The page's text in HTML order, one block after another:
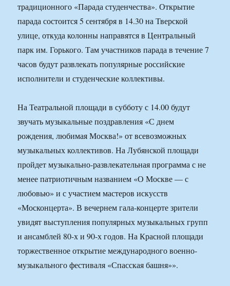
традиционного «Парада студенчества». Открытие
парада состоится 5 сентября в 14.30 на Тверской
улице, откуда колонны направятся в Центральный
парк им. Горького. Там участников парада в течение 7
часов будут развлекать популярные российские
исполнители и студенческие коллективы.
На Театральной площади в субботу с 14.00 будут
звучать музыкальные поздравления «С днем
рождения, любимая Москва!» от всевозможных
музыкальных коллективов. На Лубянской площади
пройдет музыкально-развлекательная программа с не
менее патриотичным названием «О Москве — с
любовью» и с участием мастеров искусств
«Москонцерта». В вечернем гала-концерте зрители
увидят выступления популярных музыкальных групп
и ансамблей 80-х и 90-х годов. На Красной площади
торжественное открытие международного военно-
музыкального фестиваля «Спасская башня»».